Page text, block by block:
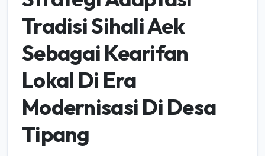
Tradisi Sihali Aek
Sebagai Kearifan
Lokal Di Era
Modernisasi Di Desa
Tipang